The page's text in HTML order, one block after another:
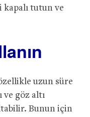
tutun ve
uzun süre
ve göz altı
Bunun için